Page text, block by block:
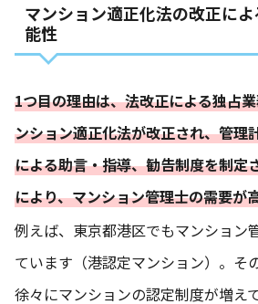
マンション適正化法の改正に
能性
1つ目の理由は、法改正による独占
ンション適正化法が改正され、管理
による助言・指導、勧告制度を制定
により、マンション管理士の需要が
例えば、東京都港区でもマンション
ています（港認定マンション）。そ
徐々にマンションの認定制度が増え